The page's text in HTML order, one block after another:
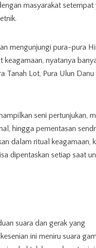
masyarakat setempat
mengunjungi pura-pura
keagamaan, nyatanya
Tanah Lot, Pura Ulun Danu
seni pertunjukan,
hingga pementasan
dalam ritual keagamaan,
dipentaskan setiap saat
suara dan gerak yang
ini meniru suara